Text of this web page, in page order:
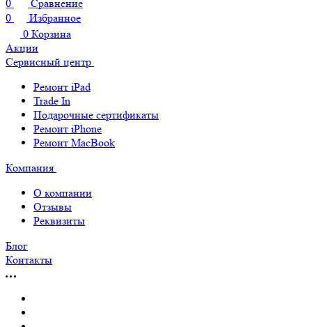
0
Сравнение
0
Избранное
0 Корзина
Акции
Сервисный центр
Ремонт iPad
Trade In
Подарочные сертификаты
Ремонт iPhone
Ремонт MacBook
Компания
О компании
Отзывы
Реквизиты
Блог
Контакты